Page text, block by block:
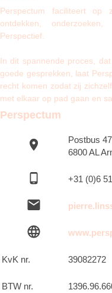
Perspectum faciliteert op
ontdekken,
Perspectief.
In dit spannende proces,
goede gesprekken, laat
recht komen zodat zij
met elkaar op pad gaan en
Perspectum
Postbus
6800 AL
+31 (0)6
KvK nr. 39082272
BTW nr.